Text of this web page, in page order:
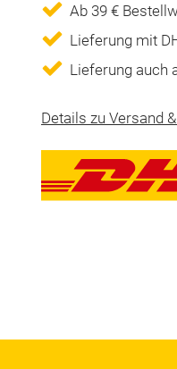
Ab 39 €
Lieferung mit
Lieferung auch
Details zu Versand